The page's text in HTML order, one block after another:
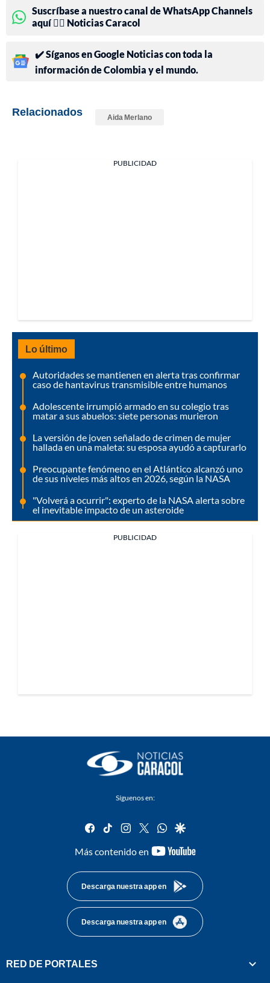
Suscríbase a nuestro canal de WhatsApp Channels
aquí 👉🏻 Noticias Caracol
✔️ Síganos en Google Noticias con toda la
información de Colombia y el mundo.
Relacionados Aida Merlano
PUBLICIDAD
Lo último
Autoridades se mantienen en alerta tras confirmar
caso de hantavirus transmisible entre humanos
Adolescente irrumpió armado en su colegio tras
matar a sus abuelos: siete personas murieron
La versión de joven señalado de crimen de mujer
hallada en una maleta: su esposa ayudó a capturarlo
Preocupante fenómeno en el Atlántico alcanzó uno
de sus niveles más altos en 2026, según la NASA
"Volverá a ocurrir": experto de la NASA alerta sobre
el inevitable impacto de un asteroide
PUBLICIDAD
Síguenos en:
facebook
tiktok instagram
twitterwhatsapp
google
Más contenido en
youtube-
Descarga nuestra app en
Descarga nuestra app en
RED DE PORTALES